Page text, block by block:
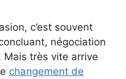
c’est souvent
négociation
très vite arrive
changement de